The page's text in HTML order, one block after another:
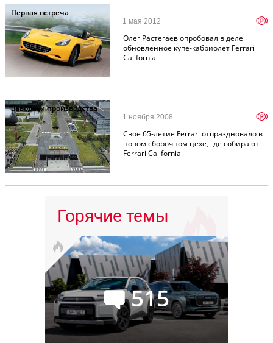
Первая встреча
Олег Растегаев опробовал в деле
обновленное купе-кабриолет Ferrari
California
1 мая 2012 p
Заводы и производства
Свое 65-летие Ferrari отпраздновало в
новом сборочном цехе, где собирают
Ferrari California
1 ноября 2008 p
Горячие темы
515